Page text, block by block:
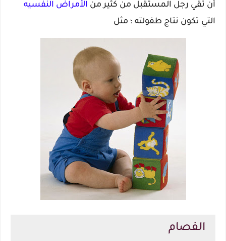
أن تقي رجل المستقبل من كثير من الأمراض النفسيه
التي تكون نتاج طفولته ؛ مثل
الفصام